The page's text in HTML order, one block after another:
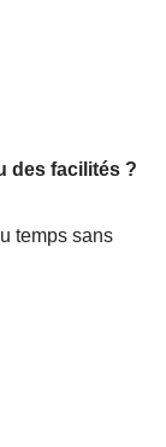
des facilités ?
temps sans